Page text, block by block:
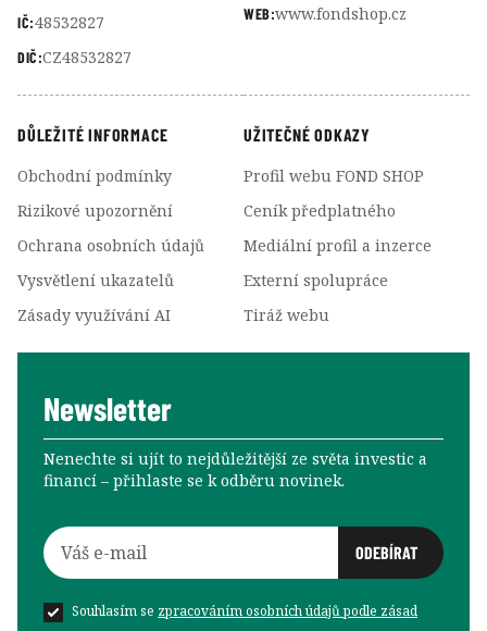
IČ:48532827
DIČ:CZ48532827
WEB:www.fondshop.cz
DŮLEŽITÉ INFORMACE
Obchodní podmínky
Rizikové upozornění
Ochrana osobních údajů
Vysvětlení ukazatelů
Zásady využívání AI
UŽITEČNÉ ODKAZY
Profil webu FOND SHOP
Ceník předplatného
Mediální profil a inzerce
Externí spolupráce
Tiráž webu
Newsletter
Nenechte si ujít to nejdůležitější ze světa investic a
financí –⁠⁠⁠⁠⁠⁠ přihlaste se k odběru novinek.
Souhlasím se zpracováním osobních údajů podle zásad